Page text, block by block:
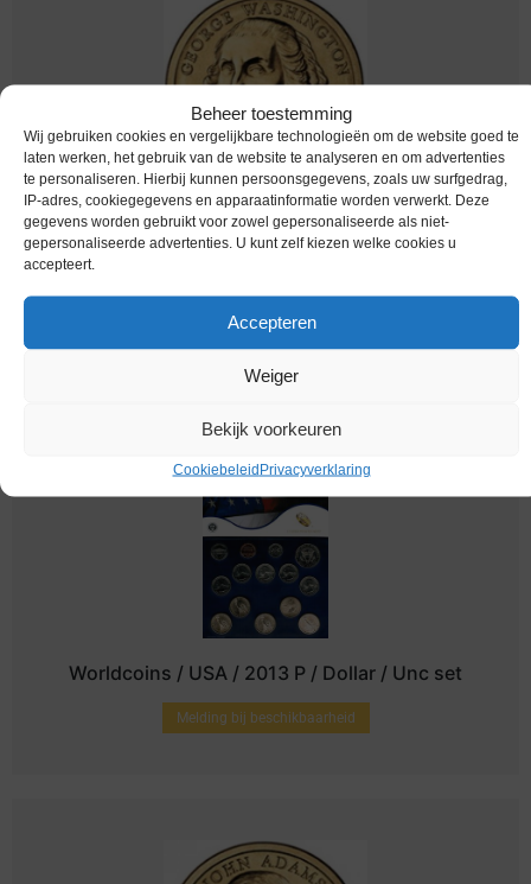
Beheer toestemming
Wij gebruiken cookies en vergelijkbare technologieën om de website goed te
laten werken, het gebruik van de website te analyseren en om advertenties
te personaliseren. Hierbij kunnen persoonsgegevens, zoals uw surfgedrag,
IP-adres, cookiegegevens en apparaatinformatie worden verwerkt. Deze
gegevens worden gebruikt voor zowel gepersonaliseerde als niet-
gepersonaliseerde advertenties. U kunt zelf kiezen welke cookies u
accepteert.
Accepteren
Weiger
Bekijk voorkeuren
CookiebeleidPrivacyverklaring
Worldcoins / Km 401 / United States of America
/ USA / 1789-1797 / 2007 S / One Dollar / George
€5,95
Worldcoins / USA / 2013 P / Dollar / Unc set
Melding bij beschikbaarheid